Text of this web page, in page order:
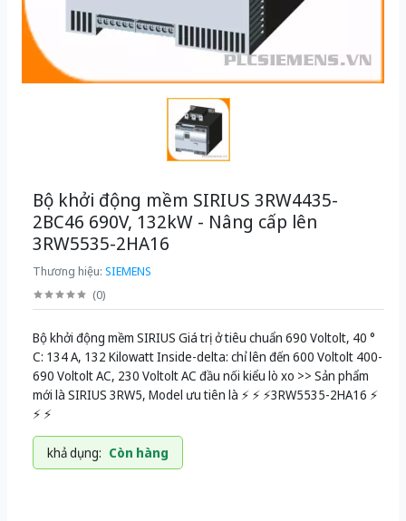
Bộ khởi động mềm SIRIUS 3RW4435-
2BC46 690V, 132kW - Nâng cấp lên
3RW5535-2HA16
Thương hiệu: SIEMENS
(0)
Bộ khởi động mềm SIRIUS Giá trị ở tiêu chuẩn 690 Voltolt, 40 °
C: 134 A, 132 Kilowatt Inside-delta: chỉ lên đến 600 Voltolt 400-
690 Voltolt AC, 230 Voltolt AC đầu nối kiểu lò xo >> Sản phẩm
mới là SIRIUS 3RW5, Model ưu tiên là ⚡️ ⚡️ ⚡️3RW5535-2HA16 ⚡️
⚡️ ⚡️
khả dụng: Còn hàng